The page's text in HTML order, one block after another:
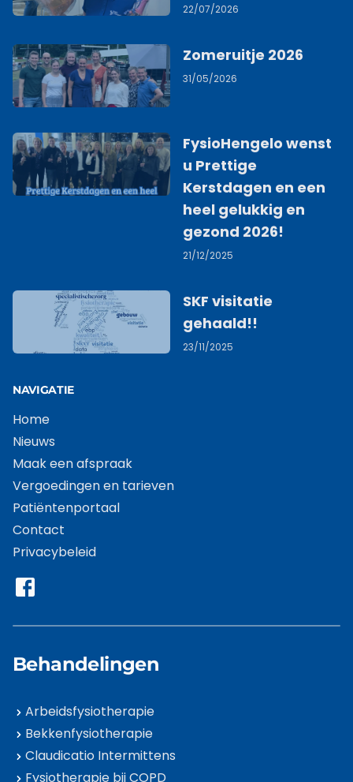
22/07/2026
Zomeruitje 2026
31/05/2026
FysioHengelo wenst
u Prettige
Kerstdagen en een
heel gelukkig en
gezond 2026!
21/12/2025
SKF visitatie
gehaald!!
23/11/2025
NAVIGATIE
Home
Nieuws
Maak een afspraak
Vergoedingen en tarieven
Patiëntenportaal
Contact
Privacybeleid
Behandelingen
Arbeidsfysiotherapie
Bekkenfysiotherapie
Claudicatio Intermittens
Fysiotherapie bij COPD